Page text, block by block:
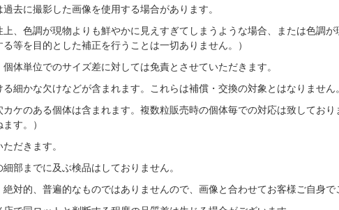
去に撮影した画像を使用する場合があります。
、色調が現物よりも鮮やかに見えすぎてしまうような場合、または色調
等を目的とした補正を行うことは一切ありません。）
体単位でのサイズ差に対しては免責とさせていただきます。
細かな欠けなどが含まれます。これらは補償・交換の対象とはなりません。
ケのある個体は含まれます。複数粒販売時の個体毎での対応は致してお
す。）
だきます。
部までに及ぶ検品はしておりません。
対的、普遍的なものではありませんので、画像と合わせてお客様ご自身で